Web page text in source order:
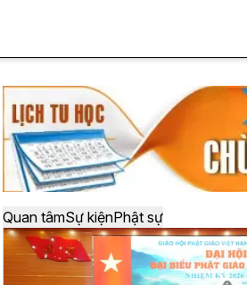
Quan tâmSự kiệnPhật sự